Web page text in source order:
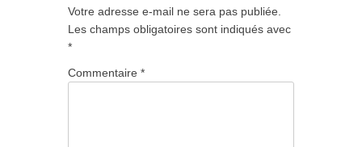
Votre adresse e-mail ne sera pas publiée.
Les champs obligatoires sont indiqués avec
*
Commentaire *